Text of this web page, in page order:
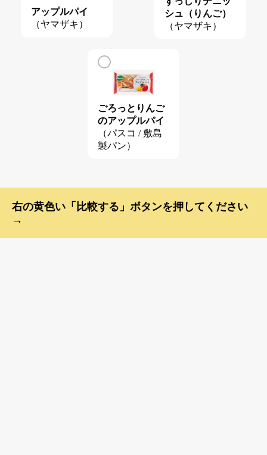
アップルパイ
（ヤマザキ）
シュ（りんご）
（ヤマザキ）
ごろっとりんご
のアップルパイ
（パスコ / 敷島
製パン）
右の黄色い「比較する」ボタンを押してください
→